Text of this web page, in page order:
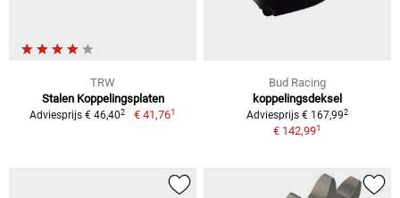
TRW
Stalen Koppelingsplaten
Adviesprijs € 46,402 € 41,761
Bud Racing
koppelingsdeksel
Adviesprijs € 167,992
€ 142,991